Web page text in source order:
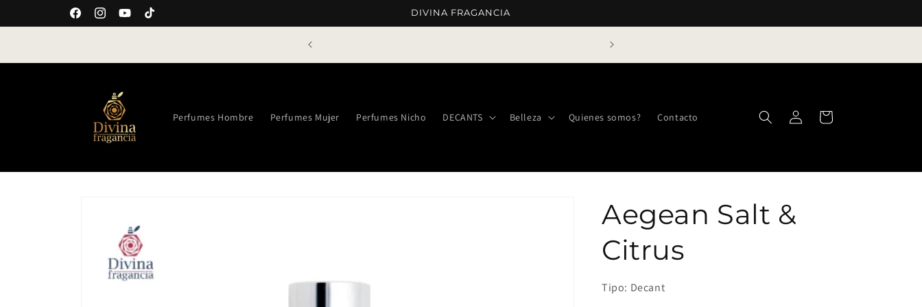
directamente
al contenido
FacebookInstagramYouTubeTikTok
DIVINA FRAGANCIA
Perfumes Hombre Perfumes Mujer Perfumes Nicho DECANTS Belleza Quienes somos? Contacto
Iniciar
sesión
Carrito
información
del producto
Aegean Salt &
Citrus
Tipo: Decant